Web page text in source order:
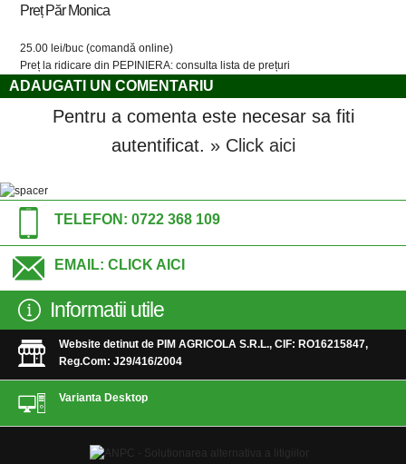
Preț Păr Monica
25.00 lei/buc (comandă online)
Preț la ridicare din PEPINIERA: consulta lista de prețuri
ADAUGATI UN COMENTARIU
Pentru a comenta este necesar sa fiti
autentificat. » Click aici
TELEFON: 0722 368 109
EMAIL: CLICK AICI
Informatii utile
Website detinut de PIM AGRICOLA S.R.L., CIF: RO16215847,
Reg.Com: J29/416/2004
Varianta Desktop